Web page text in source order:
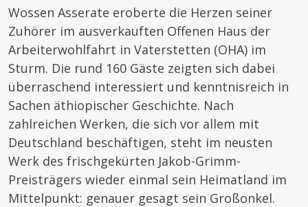
Wossen Asserate eroberte die Herzen seiner
Zuhörer im ausverkauften Offenen Haus der
Arbeiterwohlfahrt in Vaterstetten (OHA) im
Sturm. Die rund 160 Gäste zeigten sich dabei
überraschend interessiert und kenntnisreich in
Sachen äthiopischer Geschichte. Nach
zahlreichen Werken, die sich vor allem mit
Deutschland beschäftigen, steht im neusten
Werk des frischgekürten Jakob-Grimm-
Preisträgers wieder einmal sein Heimatland im
Mittelpunkt: genauer gesagt sein Großonkel.